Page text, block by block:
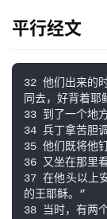
平行经文
32 他们出来的
同去，好背着耶
33 到了一个地
34 兵丁拿苦胆
35 他们既将他
36 又坐在那里看
37 在他头以上
的王耶稣。”
38 当时，有两